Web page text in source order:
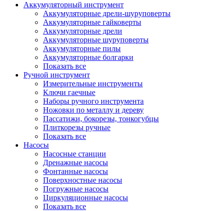
Аккумуляторный инструмент
Аккумуляторные дрели-шуруповерты
Аккумуляторные гайковерты
Аккумуляторные дрели
Аккумуляторные шуруповерты
Аккумуляторные пилы
Аккумуляторные болгарки
Показать все
Ручной инструмент
Измерительные инструменты
Ключи гаечные
Наборы ручного инструмента
Ножовки по металлу и дереву
Пассатижи, бокорезы, тонкогубцы
Плиткорезы ручные
Показать все
Насосы
Насосные станции
Дренажные насосы
Фонтанные насосы
Поверхностные насосы
Погружные насосы
Циркуляционные насосы
Показать все